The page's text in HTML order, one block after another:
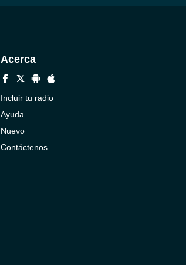
Acerca
Incluir tu radio
Ayuda
Nuevo
Contáctenos